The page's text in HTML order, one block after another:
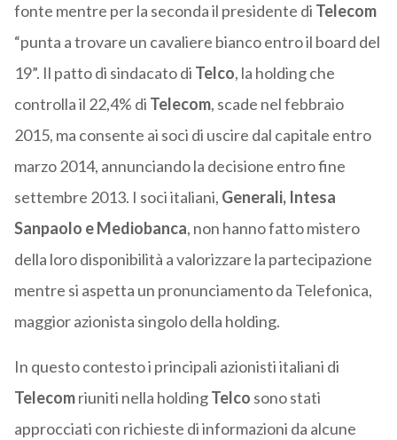
fonte mentre per la seconda il presidente di Telecom
“punta a trovare un cavaliere bianco entro il board del
19”. Il patto di sindacato di Telco, la holding che
controlla il 22,4% di Telecom, scade nel febbraio
2015, ma consente ai soci di uscire dal capitale entro
marzo 2014, annunciando la decisione entro fine
settembre 2013. I soci italiani, Generali, Intesa
Sanpaolo e Mediobanca, non hanno fatto mistero
della loro disponibilità a valorizzare la partecipazione
mentre si aspetta un pronunciamento da Telefonica,
maggior azionista singolo della holding.
In questo contesto i principali azionisti italiani di
Telecomriuniti nella holdingTelco sono stati
approcciati con richieste di informazioni da alcune